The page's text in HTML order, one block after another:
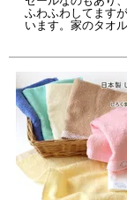
ふわふわしてます
います。家のタオ